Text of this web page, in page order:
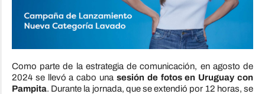
Como parte de la estrategia de comunicación, en agosto de
2024 se llevó a cabo una sesión de fotos en Uruguay con
Pampita. Durante la jornada, que se extendió por 12 horas, se